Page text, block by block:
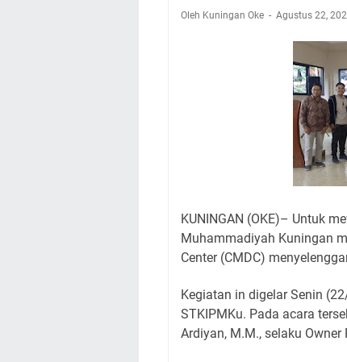
Warga Mulai
Kamuning
Uniku Jadi
Sudahkah
Info Sembako
Agenda
Hanya Satu
Oleh Kuningan Oke Agustus 22,
KUNINGAN (OKE)– Untuk
Muhammadiyah Kuningan
Center (CMDC)
Kegiatan in digelar Senin
STKIPMKu. Pada acara
Ardiyan, M.M., selaku Owner